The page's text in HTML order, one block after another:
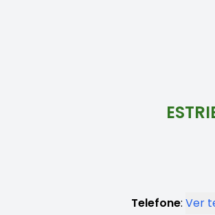
Telefone: Ver